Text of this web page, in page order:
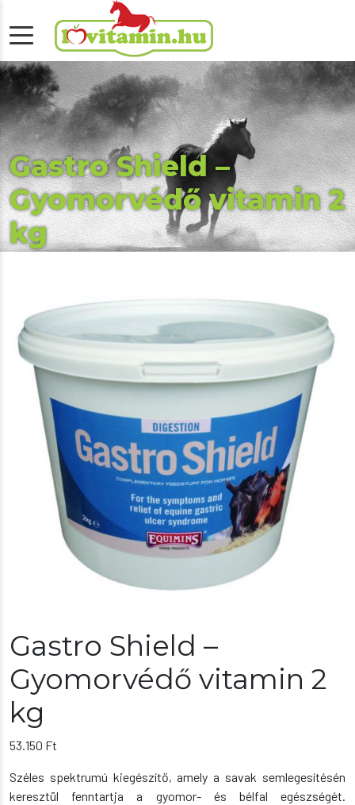
Gastro Shield –
Gyomorvédő vitamin 2
kg
Gastro Shield –
Gyomorvédő vitamin 2
kg
53.150 Ft
Széles spektrumú kiegészítő, amely a savak semlegesítésén
keresztül fenntartja a gyomor- és bélfal egészségét.